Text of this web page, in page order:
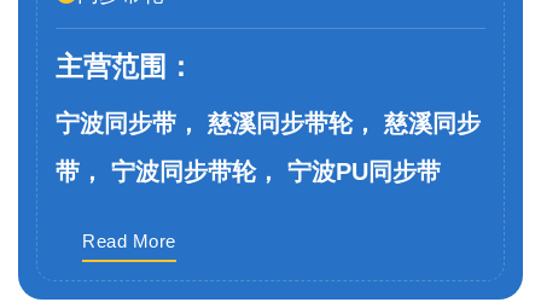
主营范围：
宁波同步带， 慈溪同步带轮， 慈溪同步
带， 宁波同步带轮， 宁波PU同步带
Read More